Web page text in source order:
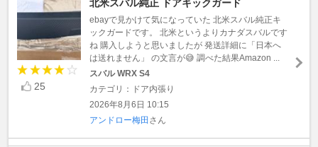
25
北米スバル純正 ドアキックガード
ebayで見かけて気になっていた 北米スバル純正キ
ックガードです。 北米というよりカナダスバルです
ね 購入しようと思いましたが 発送詳細に「日本へ
は送れません」 の文言が😅 調べた結果Amazon ...
スバル WRX S4
カテゴリ：ドア内張り
2026年8月6日 10:15
アンドロー梅田 さん